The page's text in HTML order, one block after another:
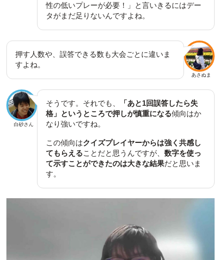
性の低いプレーが必要！」と言いきるにはデー
タがまだ足りないんですよね。
あさぬま
押す人数や、誤答できる数も大会ごとに違いま
すよね。
白砂さん
そうです。それでも、
「あと1回誤答したら失
格」というところで押しが慎重になる傾向はか
なり強いですね。
この傾向はクイズプレイヤーからは強く共感し
てもらえることだと思うんですが、数字を使っ
て示すことができたのは大きな結果だと思いま
す。